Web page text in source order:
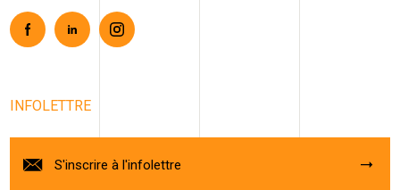
FacebookLinkedinInstagram
INFOLETTRE
S'inscrire à l'infolettre